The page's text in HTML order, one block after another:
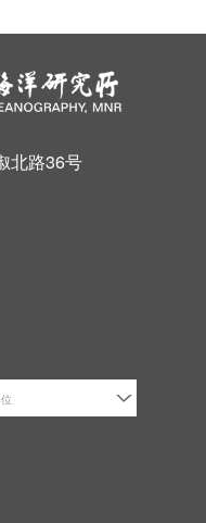
北路36号